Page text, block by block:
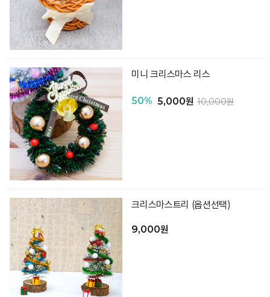
미니 크리스마스 리스
50% 5,000원 10,000원
크리스마스트리 (옵션선택)
9,000원